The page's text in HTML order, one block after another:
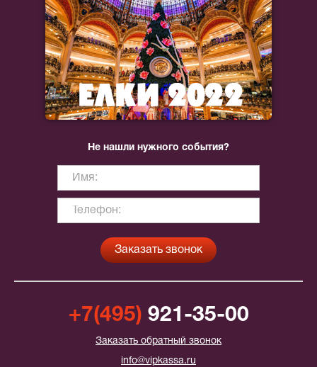
Не нашли нужного события?
+7(495) 921-35-00
Заказать обратный звонок
info@vipkassa.ru